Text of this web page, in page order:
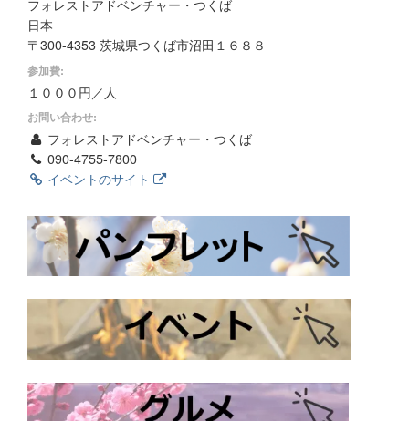
フォレストアドベンチャー・つくば
日本
〒300-4353 茨城県つくば市沼田１６８８
参加費:
１０００円／人
お問い合わせ:
フォレストアドベンチャー・つくば
090-4755-7800
イベントのサイト